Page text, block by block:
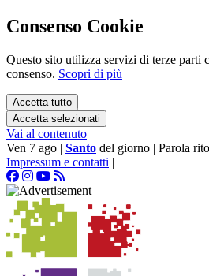
Consenso Cookie
Questo sito utilizza servizi di terze parti
consenso. Scopri di più
Accetta tutto
Accetta selezionati
Vai al contenuto
Ven 7 ago | Santo del giorno | Parola rito
Impressum e contatti |